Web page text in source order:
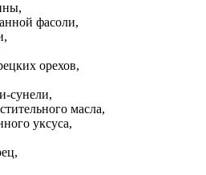
фасоли,
орехов,
сунели,
масла,
уксуса,